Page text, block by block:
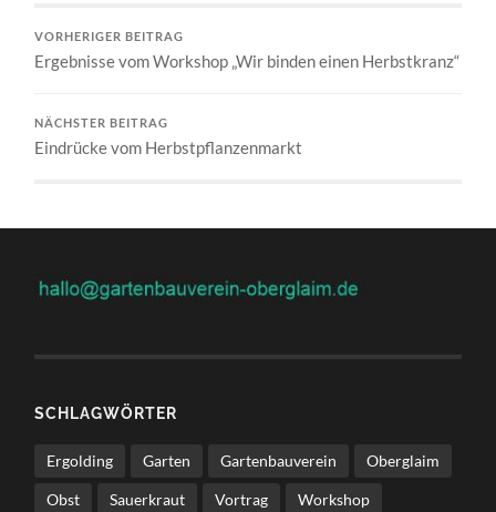
VORHERIGER BEITRAG
Ergebnisse vom Workshop „Wir binden einen Herbstkranz“
NÄCHSTER BEITRAG
Eindrücke vom Herbstpflanzenmarkt
SCHLAGWÖRTER
Ergolding Garten Gartenbauverein Oberglaim
Obst Sauerkraut Vortrag Workshop